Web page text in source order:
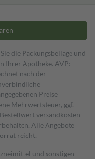
die Packungsbeilage und
Ihrer Apotheke. AVP:
nach der
Preise
Mehrwertsteuer, ggf.
Bestell­wert versand­kosten­
Alle Angebote
reicht.
und sonstigen